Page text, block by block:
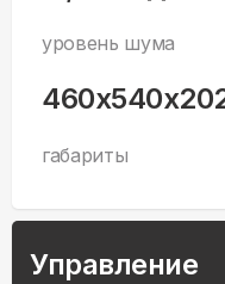
уровень шума
габариты
Управление